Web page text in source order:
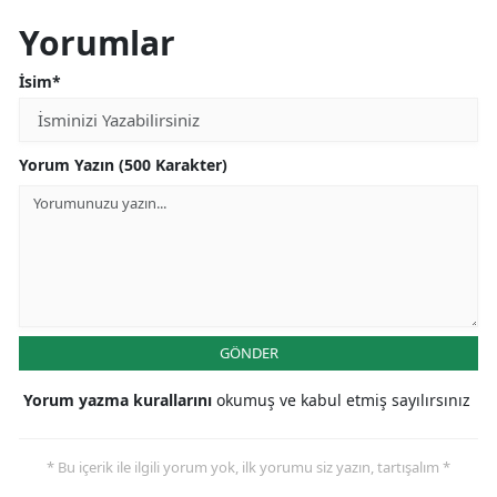
Yorumlar
İsim*
Yorum Yazın (500 Karakter)
GÖNDER
Yorum yazma kurallarını okumuş ve kabul etmiş sayılırsınız
* Bu içerik ile ilgili yorum yok, ilk yorumu siz yazın, tartışalım *